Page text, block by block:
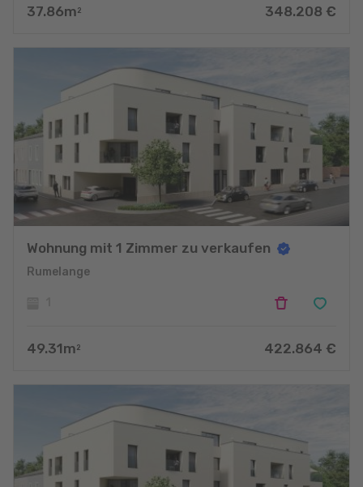
37.86m 2 348.208 €
Wohnung mit 1 Zimmer zu verkaufen
Rumelange
49.31m 2 422.864 €